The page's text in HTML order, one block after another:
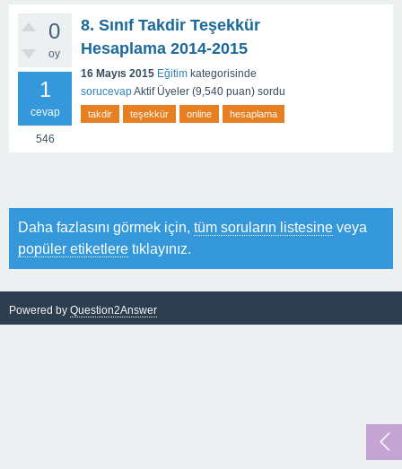
0
oy
1
cevap
546
8. Sınıf Takdir Teşekkür
Hesaplama 2014-2015
16 Mayıs 2015 Eğitim kategorisinde
sorucevapAktif Üyeler (9,540 puan) sordu
takdir teşekkür online hesaplama
Daha fazlasını görmek için, tüm soruların listesine veya
popüler etiketlere tıklayınız.
Powered by Question2Answer